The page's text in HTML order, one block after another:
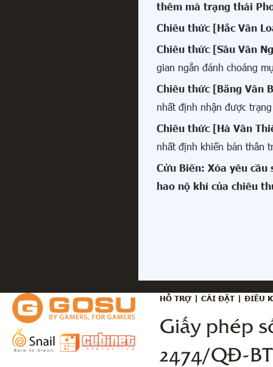
thêm mà trạng thái
Chiêu thức [Hắc Vân
Chiêu thức [Sầu Vân
gian ngắn đánh choáng
Chiêu thức [Băng Vân
nhất định nhận được
Chiêu thức [Hà Vân
nhất định khiến bản thân
Cửu Biến: Xóa yêu
hao nộ khí của chiêu
HỖ TRỢ| CÀI ĐẶT | ĐIỀU
Giấy phép
2474/QĐ-